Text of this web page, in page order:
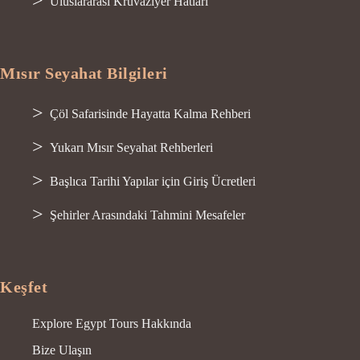
Mısır Seyahat Bilgileri
Çöl Safarisinde Hayatta Kalma Rehberi
Yukarı Mısır Seyahat Rehberleri
Başlıca Tarihi Yapılar için Giriş Ücretleri
Şehirler Arasındaki Tahmini Mesafeler
Keşfet
Explore Egypt Tours Hakkında
Bize Ulaşın